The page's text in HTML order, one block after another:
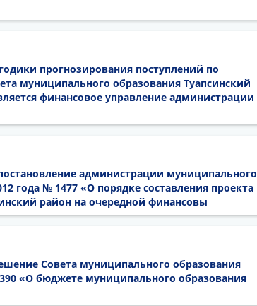
прогнозирования поступлений по
муниципального образования Туапсинский
финансовое управление администрации
администрации муниципального
года № 1477 «О порядке составления проекта
район на очередной финансовы
Совета муниципального образования
«О бюджете муниципального образования